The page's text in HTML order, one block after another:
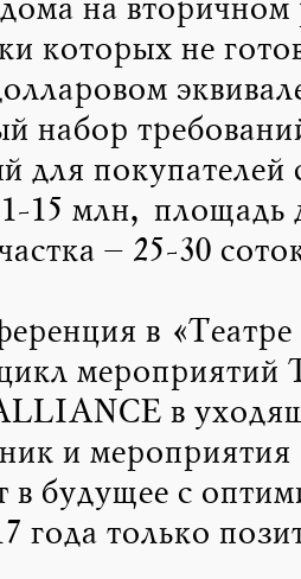
на
которых не
набор
для покупателей
15 млн, площадь
– 25-30
в
мероприятий
в
и
в будущее с
года только